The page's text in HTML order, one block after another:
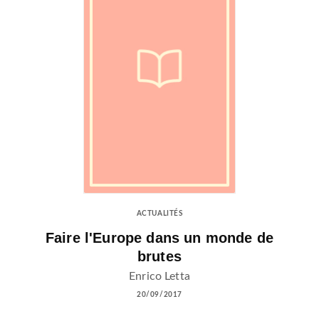
ACTUALITÉS
Faire l'Europe dans un monde de
brutes
Enrico Letta
20/09/2017